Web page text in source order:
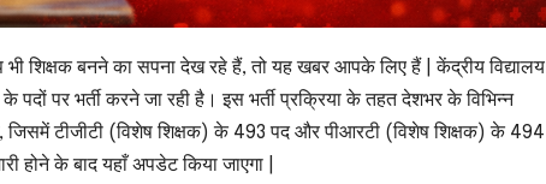
शिक्षक बनने का सपना देख रहे हैं, तो यह खबर आपके लिए हैं | केंद्रीय विद्यालय
पर भर्ती करने जा रही है। इस भर्ती प्रक्रिया के तहत देशभर के विभिन्न
जिसमें टीजीटी (विशेष शिक्षक) के 493 पद और पीआरटी (विशेष शिक्षक) के 494
होने के बाद यहाँ अपडेट किया जाएगा |